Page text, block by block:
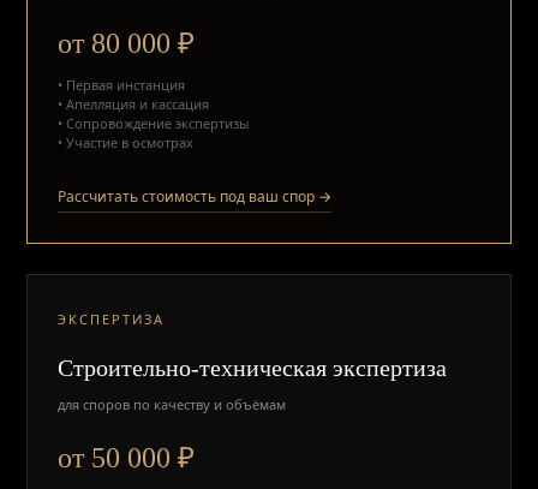
от 80 000 ₽
• Первая инстанция
• Апелляция и кассация
• Сопровождение экспертизы
• Участие в осмотрах
Рассчитать стоимость под ваш спор →
ЭКСПЕРТИЗА
Строительно-техническая экспертиза
для споров по качеству и объёмам
от 50 000 ₽